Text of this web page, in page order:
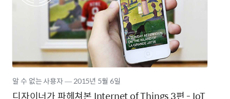
디자이너가 파헤쳐본 Internet of Things 3편 - IoT
알 수 없는 사용자―2015년 5월 6일